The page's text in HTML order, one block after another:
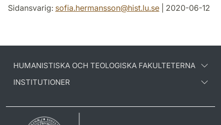
Sidansvarig: sofia.hermansson@hist.lu.se | 2020-06-12
HUMANISTISKA OCH TEOLOGISKA FAKULTETERNA
INSTITUTIONER